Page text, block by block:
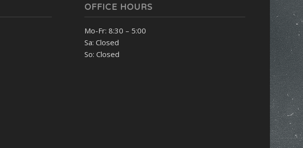
OFFICE HOURS
Mo-Fr: 8:30 – 5:00
Sa: Closed
So: Closed